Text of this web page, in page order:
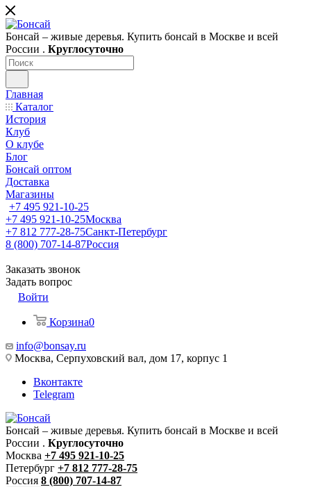
Бонсай – живые деревья. Купить бонсай в Москве и всей
России . Круглосуточно
Главная
Каталог
История
Клуб
О клубе
Блог
Бонсай оптом
Доставка
Магазины
+7 495 921-10-25
+7 495 921-10-25Москва
+7 812 777-28-75Санкт-Петербург
8 (800) 707-14-87Россия
Заказать звонок
Задать вопрос
Войти
Корзина0
info@bonsay.ru
Москва, Cерпуховский вал, дом 17, корпус 1
Вконтакте
Telegram
Бонсай – живые деревья. Купить бонсай в Москве и всей
России . Круглосуточно
Москва +7 495 921-10-25
Петербург +7 812 777-28-75
Россия 8 (800) 707-14-87